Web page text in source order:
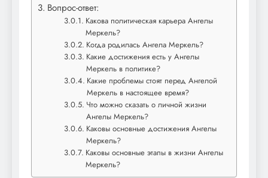
Вопрос-ответ:
Какова политическая карьера Ангелы
Меркель?
Когда родилась Ангела Меркель?
Какие достижения есть у Ангелы
Меркель в политике?
Какие проблемы стоят перед Ангелой
Меркель в настоящее время?
Что можно сказать о личной жизни
Ангелы Меркель?
Каковы основные достижения Ангелы
Меркель?
Каковы основные этапы в жизни Ангелы
Меркель?